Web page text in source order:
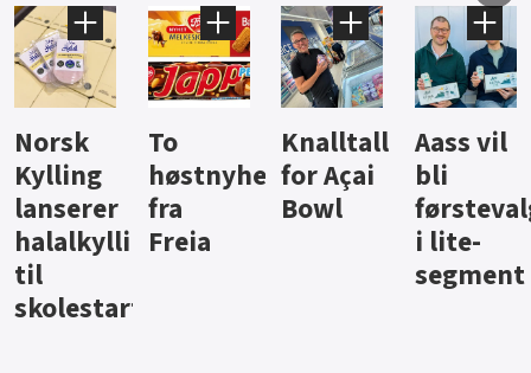
Knalltall
for Açai
Bowl
Aass vil
bli
førstevalg
i lite-
Brus og
jus fra
Berentsen
Hard
iste fra
Hansa